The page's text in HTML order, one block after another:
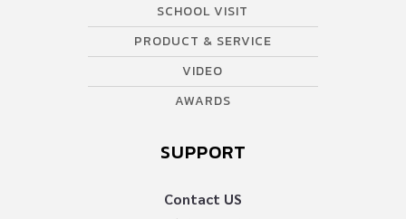
SCHOOL VISIT
PRODUCT & SERVICE
VIDEO
AWARDS
SUPPORT
Contact US